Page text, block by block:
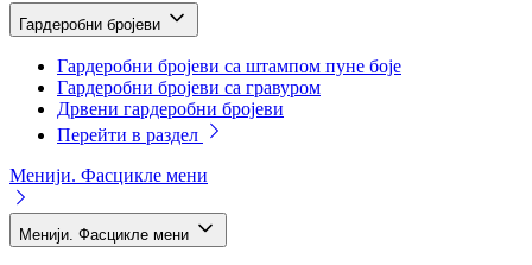
Гардеробни бројеви
Гардеробни бројеви са штампом пуне боје
Гардеробни бројеви са гравуром
Дрвени гардеробни бројеви
Перейти в раздел
Менији. Фасцикле мени
Менији. Фасцикле мени